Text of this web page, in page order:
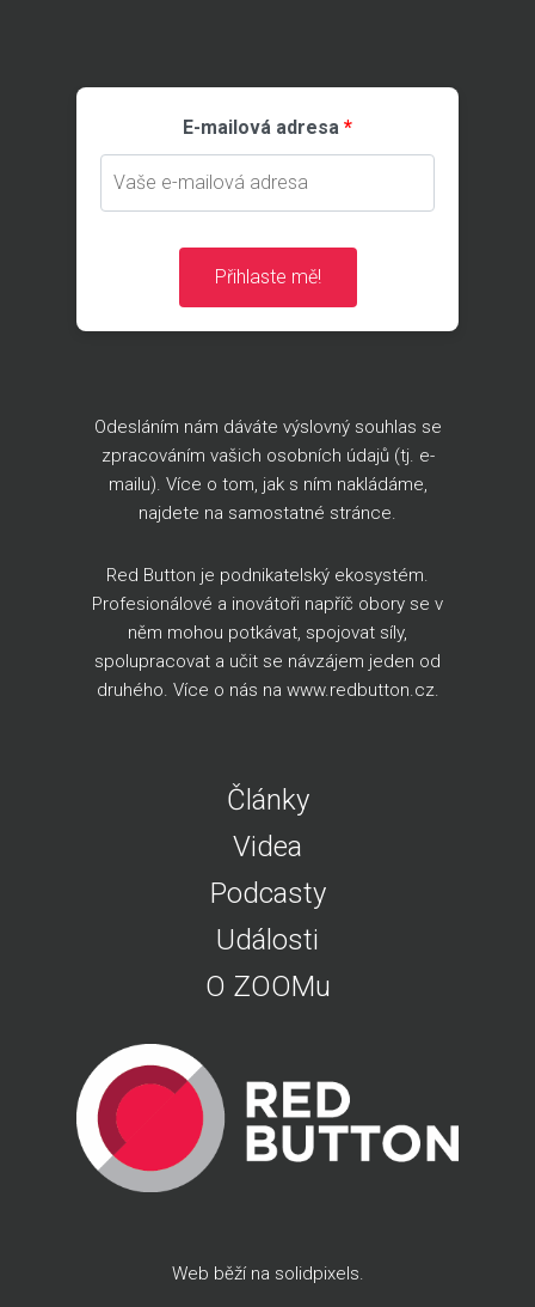
E-mailová adresa
Přihlaste mě!
Odesláním nám dáváte výslovný souhlas se
zpracováním vašich osobních údajů (tj. e-
mailu). Více o tom, jak s ním nakládáme,
najdete na samostatné stránce.
Red Button je podnikatelský ekosystém.
Profesionálové a inovátoři napříč obory se v
něm mohou potkávat, spojovat síly,
spolupracovat a učit se návzájem jeden od
druhého. Více o nás na www.redbutton.cz.
Články
Videa
Podcasty
Události
O ZOOMu
Web běží na solidpixels.